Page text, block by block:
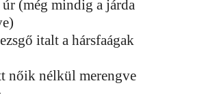
(még mindig a járda
italt a hársfaágak
nőik nélkül merengve